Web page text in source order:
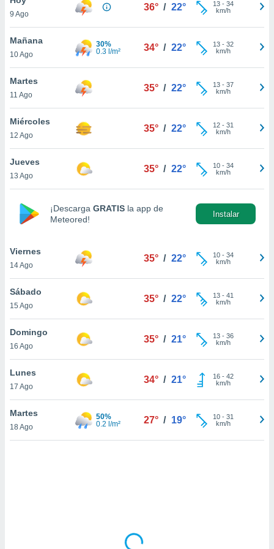
en
más
nuestra
de
aceptar
de
sitio
En
sean
el sitio
ni para
o
9 Ago
36° / 22° 13- 34
km/h
Mañana
10 Ago
30%
0.3 l/m²
34° / 22° 13- 32
km/h
Martes
11 Ago
35° / 22° 13- 37
km/h
Miércoles
12 Ago
35° / 22° 12- 31
km/h
Jueves
13 Ago
35° / 22° 10- 34
km/h
¡Descarga GRATIS la app de
Meteored!
Instalar
Viernes
14 Ago
35° / 22° 10- 34
km/h
Sábado
15 Ago
35° / 22° 13- 41
km/h
Domingo
16 Ago
35° / 21° 13- 36
km/h
Lunes
17 Ago
34° / 21° 16- 42
km/h
Martes
18 Ago
50%
0.2 l/m²
27° / 19° 10- 31
km/h